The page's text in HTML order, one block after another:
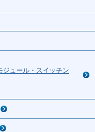
ジュール・スイッチン